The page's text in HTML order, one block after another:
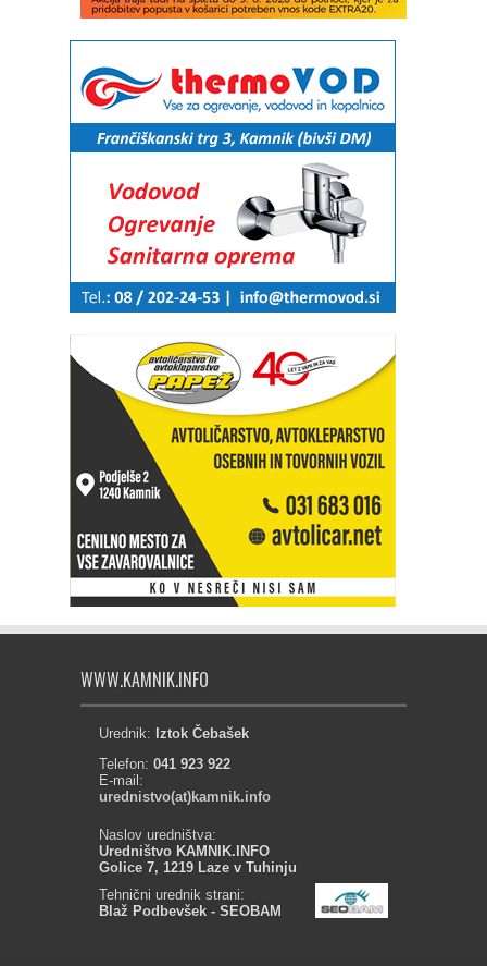
WWW.KAMNIK.INFO
Urednik: Iztok Čebašek
Telefon: 041 923 922
E-mail:
urednistvo(at)kamnik.info
Naslov uredništva:
Uredništvo KAMNIK.INFO
Golice 7, 1219 Laze v Tuhinju
Tehnični urednik strani:
Blaž Podbevšek - SEOBAM